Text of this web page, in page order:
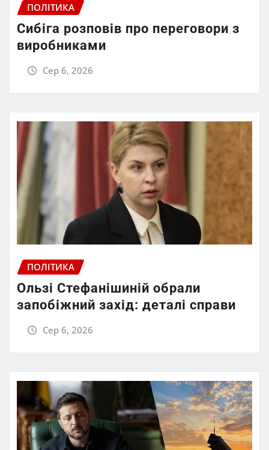
ПОЛІТИКА
Сибіга розповів про переговори з
виробниками
Сер 6, 2026
ПОЛІТИКА
Ользі Стефанішиній обрали
запобіжний захід: деталі справи
Сер 6, 2026